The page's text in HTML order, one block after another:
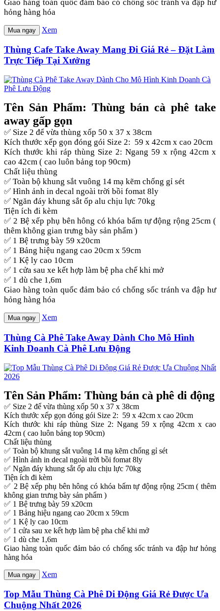
Giao hàng toàn quốc đảm bảo có chống sốc tránh va đập hư
hỏng hàng hóa
Mua ngay Xem
Thùng Cafe Take Away Mang Đi Giá Rẻ – Đặt Làm
Trực Tiếp Tại Xưởng
Tên Sản Phẩm: Thùng bán cà phê take
away gấp gọn
✅ Size 2 để vừa thùng xốp 50 x 37 x 38cm
Kích thước xếp gọn đóng gói Size 2: 59 x 42cm x cao 20cm
Kích thước khi ráp thùng Size 2: Ngang 59 x rộng 42cm x
cao 42cm ( cao luôn bảng top 90cm)
Chất liệu thùng
✅ Toàn bộ khung sắt vuông 14 mạ kẽm chống gỉ sét
✅ Hình ảnh in decal ngoài trời bồi fomat 8ly
✅ Ngăn đáy khung sắt ốp alu chịu lực 70kg
Tiện ích đi kèm
✅ 2 Bệ xếp phụ bên hông có khóa bấm tự động rộng 25cm (
thêm không gian trưng bày sản phẩm )
✅ 1 Bệ trưng bày 59 x20cm
✅ 1 Bảng hiệu ngang cao 20cm x 59cm
✅ 1 Kệ ly cao 10cm
✅ 1 cửa sau xe kết hợp làm bệ pha chế khi mở
✅ 1 dù che 1,6m
Giao hàng toàn quốc đảm bảo có chống sốc tránh va đập hư
hỏng hàng hóa
Mua ngay Xem
Thùng Cà Phê Take Away Dành Cho Mô Hình
Kinh Doanh Cà Phê Lưu Động
Tên Sản Phẩm: Thùng bán cà phê di động
✅ Size 2 để vừa thùng xốp 50 x 37 x 38cm
Kích thước xếp gọn đóng gói Size 2: 59 x 42cm x cao 20cm
Kích thước khi ráp thùng Size 2: Ngang 59 x rộng 42cm x cao
42cm ( cao luôn bảng top 90cm)
Chất liệu thùng
✅ Toàn bộ khung sắt vuông 14 mạ kẽm chống gỉ sét
✅ Hình ảnh in decal ngoài trời bồi fomat 8ly
✅ Ngăn đáy khung sắt ốp alu chịu lực 70kg
Tiện ích đi kèm
✅ 2 Bệ xếp phụ bên hông có khóa bấm tự động rộng 25cm ( thêm
không gian trưng bày sản phẩm )
✅ 1 Bệ trưng bày 59 x20cm
✅ 1 Bảng hiệu ngang cao 20cm x 59cm
✅ 1 Kệ ly cao 10cm
✅ 1 cửa sau xe kết hợp làm bệ pha chế khi mở
✅ 1 dù che 1,6m
Giao hàng toàn quốc đảm bảo có chống sốc tránh va đập hư hỏng
hàng hóa
Mua ngay Xem
Top Mẫu Thùng Cà Phê Di Động Giá Rẻ Được Ưa
Chuộng Nhất 2026